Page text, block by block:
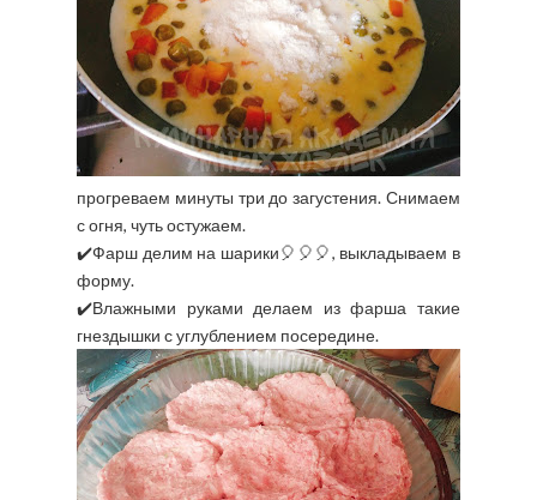
прогреваем минуты три до загустения. Снимаем
с огня, чуть остужаем.
✔️Фарш делим на шарики🎈🎈🎈, выкладываем в
форму.
✔️Влажными руками делаем из фарша такие
гнездышки с углублением посередине.